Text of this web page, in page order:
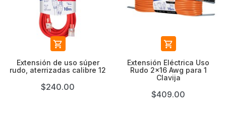

Extensión de uso súper
rudo, aterrizadas calibre 12
$240.00

Extensión Eléctrica Uso
Rudo 2x16 Awg para 1
Clavija
$409.00